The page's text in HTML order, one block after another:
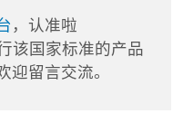
，认准啦
该国家标准的产品
迎留言交流。